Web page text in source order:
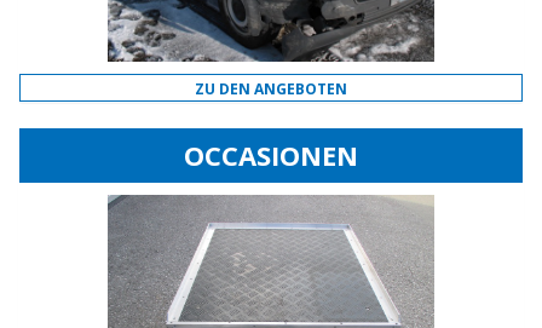
ZU DEN ANGEBOTEN
OCCASIONEN